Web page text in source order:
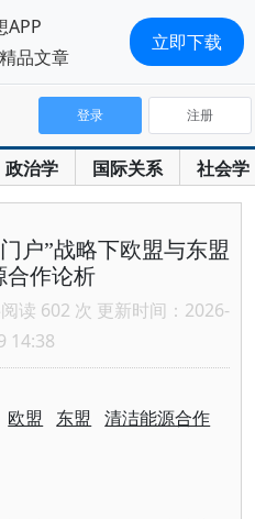
政治学 国际关系 社会学
登录 注册
户”战略下欧盟与东盟
合作论析
读 602 次 更新时间：2026-
14:38
欧盟 东盟 清洁能源合作
APP
品文章
立即下载